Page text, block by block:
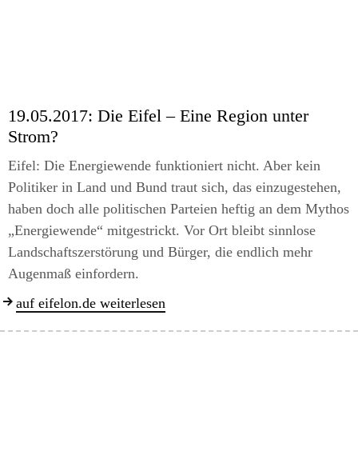
19.05.2017: Die Eifel – Eine Region unter
Strom?
Eifel: Die Energiewende funktioniert nicht. Aber kein
Politiker in Land und Bund traut sich, das einzugestehen,
haben doch alle politischen Parteien heftig an dem Mythos
„Energiewende“ mitgestrickt. Vor Ort bleibt sinnlose
Landschaftszerstörung und Bürger, die endlich mehr
Augenmaß einfordern.
auf eifelon.de weiterlesen